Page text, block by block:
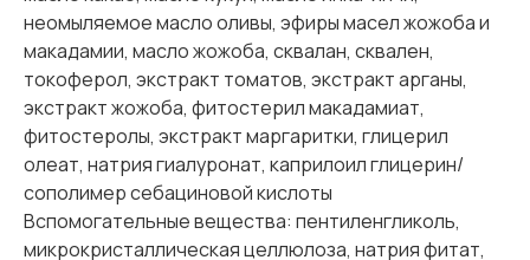
неомыляемое масло оливы, эфиры масел жожоба и
макадамии, масло жожоба, сквалан, сквален,
токоферол, экстракт томатов, экстракт арганы,
экстракт жожоба, фитостерил макадамиат,
фитостеролы, экстракт маргаритки, глицерил
олеат, натрия гиалуронат, каприлоил глицерин/
сополимер себациновой кислоты
Вспомогательные вещества: пентиленгликоль,
микрокристаллическая целлюлоза, натрия фитат,